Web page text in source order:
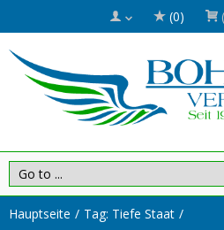
(0)
Hauptseite Tag: Tiefe Staat